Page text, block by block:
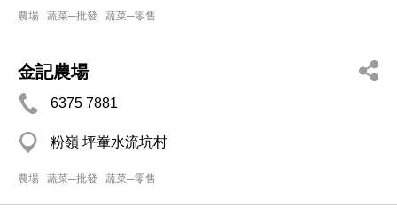
農場 蔬菜─批發 蔬菜─零售
金記農場
6375 7881
粉嶺 坪輋水流坑村
農場 蔬菜─批發 蔬菜─零售